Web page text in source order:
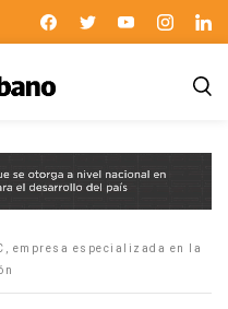
empresa especializada en la